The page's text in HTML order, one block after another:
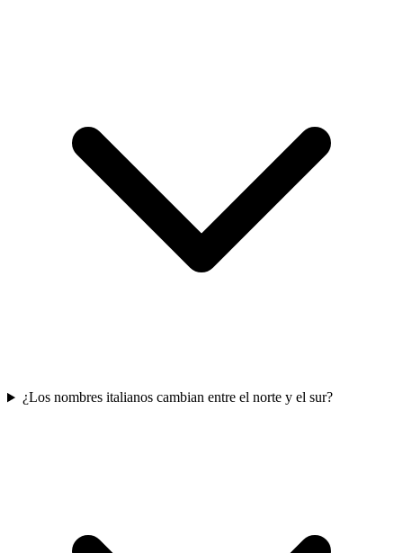
¿Los nombres italianos cambian entre el norte y el sur?